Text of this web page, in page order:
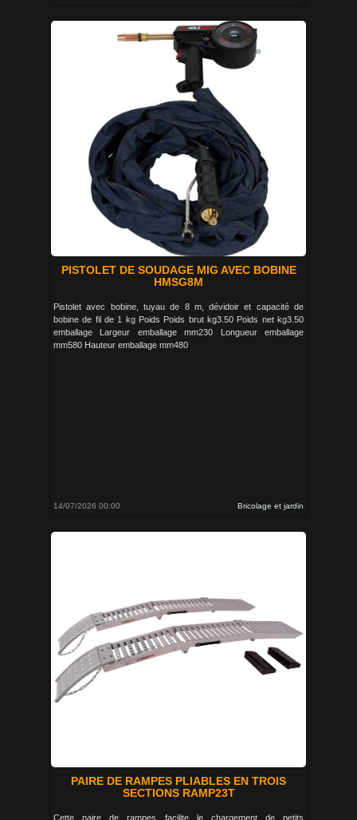
PISTOLET DE SOUDAGE MIG AVEC BOBINE
HMSG8M
Pistolet avec bobine, tuyau de 8 m, dévidoir et capacité de
bobine de fil de 1 kg Poids Poids brut kg3.50 Poids net kg3.50
emballage Largeur emballage mm230 Longueur emballage
mm580 Hauteur emballage mm480
14/07/2026 00:00 Bricolage et jardin
PAIRE DE RAMPES PLIABLES EN TROIS
SECTIONS RAMP23T
Cette paire de rampes facilite le chargement de petits